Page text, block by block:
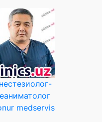
medservis